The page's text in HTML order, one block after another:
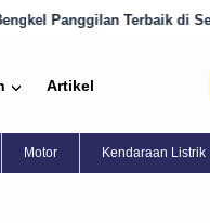
di Semarang yang Harus
Artikel
Motor Kendaraan Listrik